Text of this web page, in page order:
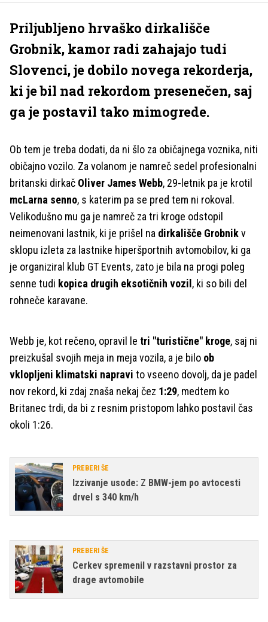
Priljubljeno hrvaško dirkališče
Grobnik, kamor radi zahajajo tudi
Slovenci, je dobilo novega rekorderja,
ki je bil nad rekordom presenečen, saj
ga je postavil tako mimogrede.
Ob tem je treba dodati, da ni šlo za običajnega voznika, niti
običajno vozilo. Za volanom je namreč sedel profesionalni
britanski dirkač Oliver James Webb, 29-letnik pa je krotil
mcLarna senno, s katerim pa se pred tem ni rokoval.
Velikodušno mu ga je namreč za tri kroge odstopil
neimenovani lastnik, ki je prišel na dirkališče Grobnikv
sklopu izleta za lastnike hiperšportnih avtomobilov, ki ga
je organiziral klub GT Events, zato je bila na progi poleg
senne tudi kopica drugih eksotičnih vozil , ki so bili del
rohneče karavane.
Webb je, kot rečeno, opravil le tri "turistične" kroge, saj ni
preizkušal svojih meja in meja vozila, a je bilo ob
vklopljeni klimatski napravi to vseeno dovolj, da je padel
nov rekord, ki zdaj znaša nekaj čez 1:29, medtem ko
Britanec trdi, da bi z resnim pristopom lahko postavil čas
okoli 1:26.
PREBERI ŠE
Izzivanje usode: Z BMW-jem po avtocesti
drvel s 340 km/h
PREBERI ŠE
Cerkev spremenil v razstavni prostor za
drage avtomobile